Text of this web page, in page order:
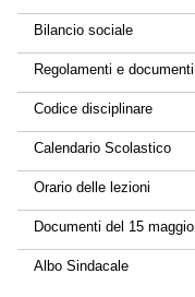
Bilancio sociale
Regolamenti e documenti
Codice disciplinare
Calendario Scolastico
Orario delle lezioni
Documenti del 15 maggio
Albo Sindacale